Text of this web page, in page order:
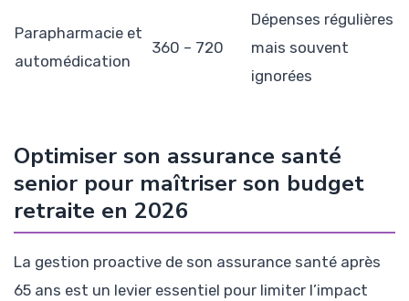
Parapharmacie et
automédication
360 – 720
Dépenses régulières
mais souvent
ignorées
Optimiser son assurance santé
senior pour maîtriser son budget
retraite en 2026
La gestion proactive de son assurance santé après
65 ans est un levier essentiel pour limiter l’impact